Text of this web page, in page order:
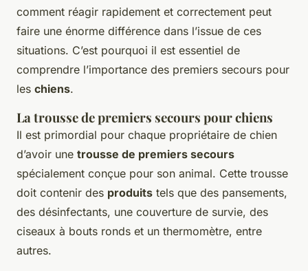
comment réagir rapidement et correctement peut
faire une énorme différence dans l’issue de ces
situations. C’est pourquoi il est essentiel de
comprendre l’importance des premiers secours pour
les chiens.
La trousse de premiers secours pour chiens
Il est primordial pour chaque propriétaire de chien
d’avoir une trousse de premiers secours
spécialement conçue pour son animal. Cette trousse
doit contenir des produits tels que des pansements,
des désinfectants, une couverture de survie, des
ciseaux à bouts ronds et un thermomètre, entre
autres.